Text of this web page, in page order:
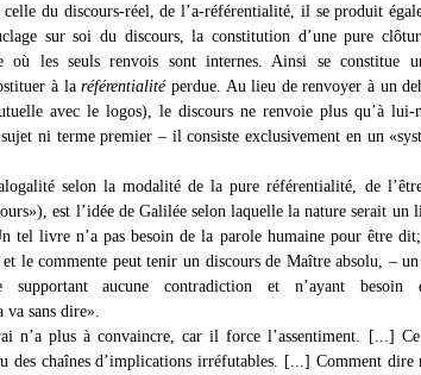
celle du discours-réel, de l’a-référentialité, il se produit
sur soi du discours, la constitution d’une pure
où les seuls renvois sont internes. Ainsi se constitue
à laréférentialitéperdue. Au lieu de renvoyer à un
avec le logos), le discours ne renvoie plus qu’à lui-
ni terme premier – il consiste exclusivement en un
selon la modalité de la pure référentialité, de
est l’idée de Galilée selon laquelle la nature serait un
tel livre n’a pas besoin de la parole humaine pour être
le commente peut tenir un discours de Maître absolu, – un
aucune contradiction et n’ayant besoin
sans dire».
n’a plus à convaincre, car il force l’assentiment. [...]
des chaînes d’implications irréfutables. [...] Comment dire